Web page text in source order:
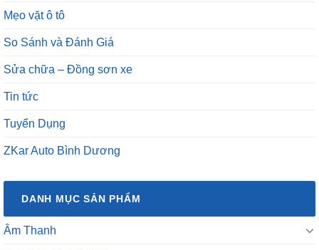
Mẹo vặt ô tô
So Sánh và Đánh Giá
Sửa chữa – Đồng sơn xe
Tin tức
Tuyển Dụng
ZKar Auto Bình Dương
DANH MỤC SẢN PHẨM
Âm Thanh